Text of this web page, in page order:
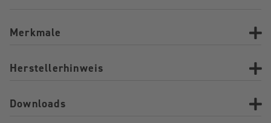
Merkmale
Herstellerhinweis
Downloads